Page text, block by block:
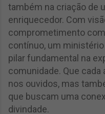
também na criação de
enriquecedor. Com
comprometimento
contínuo, um
pilar fundamental na
comunidade. Que
nos ouvidos, mas
que buscam uma
divindade.